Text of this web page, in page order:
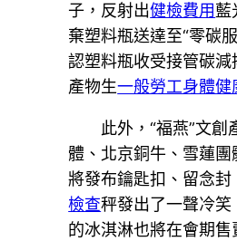
子，反射出健檢費用藍
棄塑料瓶送達至“零碳
認塑料瓶收受接管碳
產物生一般勞工身體健
此外，“福燕”文
體、北京銅牛、雪蓮
將發布鑰匙扣、留念
檢查秤發出了一聲冷
的冰淇淋也將在會期售